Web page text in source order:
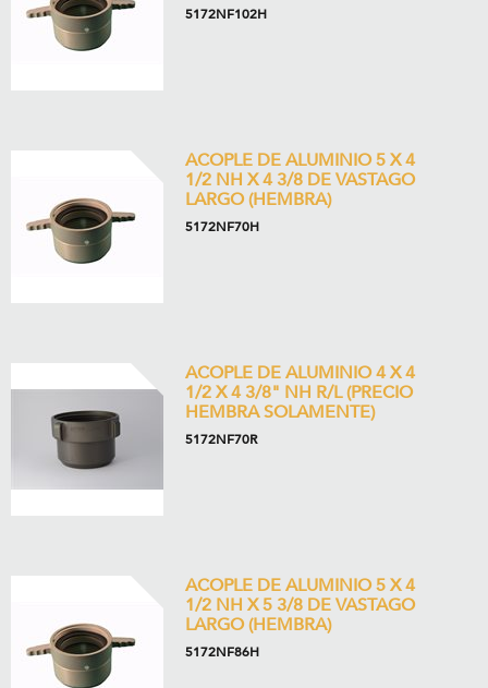
5172NF102H
ACOPLE DE ALUMINIO 5 X 4
1/2 NH X 4 3/8 DE VASTAGO
LARGO (HEMBRA)
5172NF70H
ACOPLE DE ALUMINIO 4 X 4
1/2 X 4 3/8" NH R/L (PRECIO
HEMBRA SOLAMENTE)
5172NF70R
ACOPLE DE ALUMINIO 5 X 4
1/2 NH X 5 3/8 DE VASTAGO
LARGO (HEMBRA)
5172NF86H